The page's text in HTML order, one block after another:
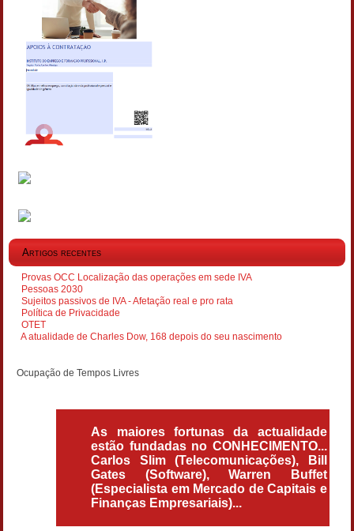
Artigos recentes
Provas OCC Localização das operações em sede IVA
Pessoas 2030
Sujeitos passivos de IVA - Afetação real e pro rata
Política de Privacidade
OTET
A atualidade de Charles Dow, 168 depois do seu nascimento
Ocupação de Tempos Livres
As maiores fortunas da actualidade
estão fundadas no CONHECIMENTO...
Carlos Slim (Telecomunicações), Bill
Gates (Software), Warren Buffet
(Especialista em Mercado de Capitais e
Finanças Empresariais)...